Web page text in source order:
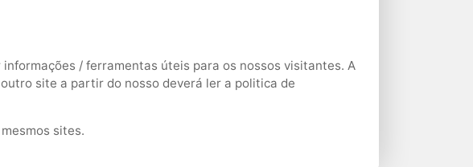
/ ferramentas úteis para os nossos visitantes. A
site a partir do nosso deverá ler a politica de
sites.